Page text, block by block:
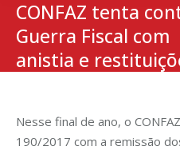
CONFAZ tenta
Guerra Fiscal com
anistia e
Nesse final de ano, o
190/2017 com a remissão